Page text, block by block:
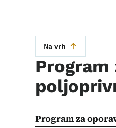
Na vrh
Program za